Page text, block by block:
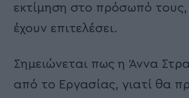
εκτίμηση στο πρόσωπό
έχουν επιτελέσει.
Σημειώνεται πως η Άννα
από το Εργασίας, γιατί θα